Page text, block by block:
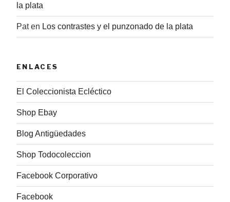
la plata
Paten Los contrastes y el punzonado de la plata
ENLACES
El Coleccionista Ecléctico
Shop Ebay
Blog Antigüedades
Shop Todocoleccion
Facebook Corporativo
Facebook